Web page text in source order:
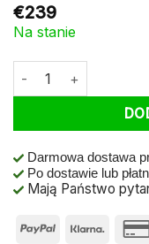
€239
Na stanie
ilość Narzędzie
Darmowa dostawa
Po dostawie lub
Mają Państwo